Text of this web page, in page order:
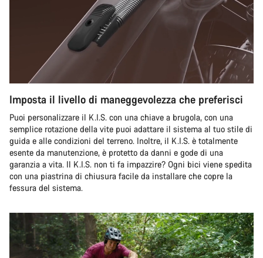
Imposta il livello di maneggevolezza che preferisci
Puoi personalizzare il K.I.S. con una chiave a brugola, con una
semplice rotazione della vite puoi adattare il sistema al tuo stile di
guida e alle condizioni del terreno. Inoltre, il K.I.S. è totalmente
esente da manutenzione, è protetto da danni e gode di una
garanzia a vita. Il K.I.S. non ti fa impazzire? Ogni bici viene spedita
con una piastrina di chiusura facile da installare che copre la
fessura del sistema.